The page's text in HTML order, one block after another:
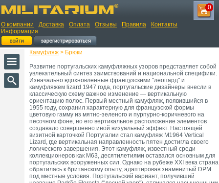
О компании Доставка Оплата Отзывы Правила
Контакты
Информация
0
Камуфляж > Брюки
Развитие португальских камуфляжных узоров представляет собой
увлекательный синтез заимствований и национальной специфики.
Изначально вдохновленные французскими "леопард" и
камуфляжем lizard 1947 года, португальские дизайнеры внесли в
классическую схему важное изменение — вертикальную
ориентацию полос. Первый местный камуфляж, появившийся в
1955 году, сохранил характерную для французской формы
цветовую гамму из мятно-зеленого и пурпурно-коричневого на
песочном фоне, но его вертикальное расположение элементов
создавало совершенно иной визуальный эффект. Настоящей
визитной карточкой Португалии стал камуфляж M1964 Vertical
Lizard, где вертикальная направленность пятен достигла своего
логического завершения. Этот камуфляж, известный среди
коллекционеров как M63, десятилетиями оставался основным для
португальских вооруженных сил. Однако на рубеже XXI века страна
обратилась к британскому опыту, адаптировав знаменитый DPM
под местные условия. Португальский вариант, получивший